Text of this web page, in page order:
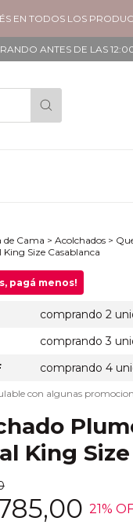
LOS PRODUCTOS
DE LAS 12:00HS
de Cama > Acolchados >
King Size Casablanca
pagá menos!
comprando 2
comprando 3
comprando 4
con algunas
King
21%